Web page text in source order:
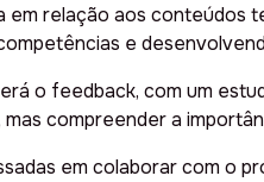
em relação aos conteúdos
e
o feedback, com um
compreender a
em colaborar com o